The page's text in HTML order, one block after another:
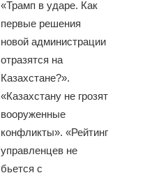
«Трамп в ударе. Как
первые решения
новой администрации
отразятся на
Казахстане?».
«Казахстану не грозят
вооруженные
конфликты». «Рейтинг
управленцев не
бьется с